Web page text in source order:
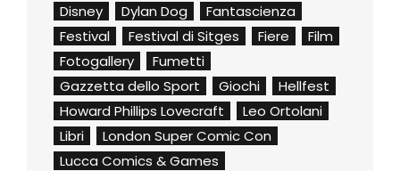
Disney
Dylan Dog
Fantascienza
Festival
Festival di Sitges Fiere
Film
Fotogallery
Fumetti
Gazzetta dello Sport
Giochi
Hellfest
Howard Phillips Lovecraft
Leo Ortolani
Libri
London Super Comic Con
Lucca Comics & Games